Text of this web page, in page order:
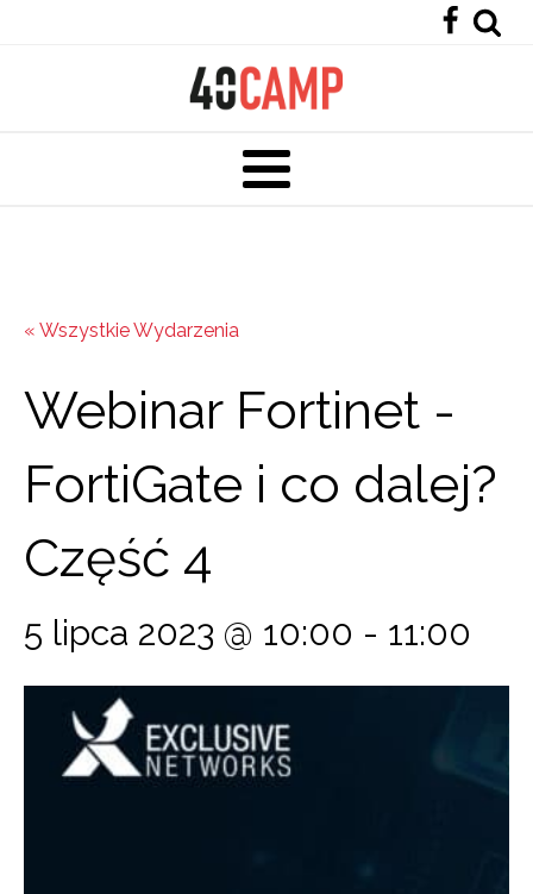
« Wszystkie Wydarzenia
Webinar Fortinet -
FortiGate i co dalej?
Część 4
5 lipca 2023 @ 10:00 - 11:00